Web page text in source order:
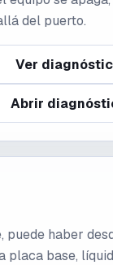
del puerto.
Ver
Abrir
puede haber
placa base,